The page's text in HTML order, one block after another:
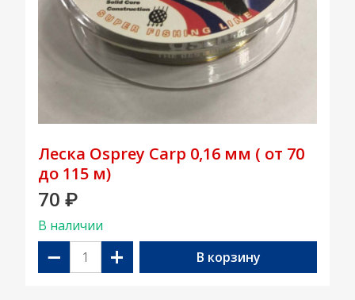
Леска Osprey Carp 0,16 мм ( от 70
до 115 м)
70 ₽
В наличии
− + В корзину